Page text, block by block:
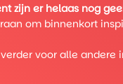
zijn er helaas nog
om binnenkort
voor alle